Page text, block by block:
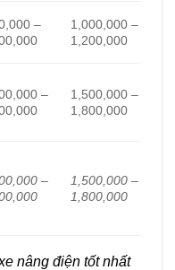
–
1,000,000 –
1,200,000
–
1,500,000 –
1,800,000
–
1,500,000 –
1,800,000
nâng điện tốt nhất